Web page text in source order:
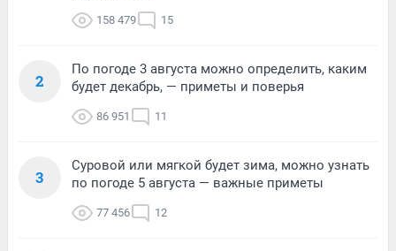
158 479 15
2
По погоде 3 августа можно определить, каким
будет декабрь, — приметы и поверья
86 951 11
3
Суровой или мягкой будет зима, можно узнать
по погоде 5 августа — важные приметы
77 456 12